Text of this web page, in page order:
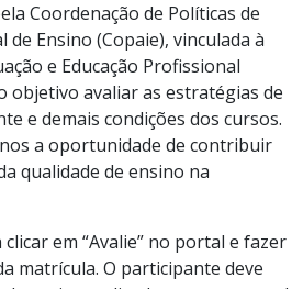
Coordenação de Políticas de
Ensino (Copaie), vinculada à
e Educação Profissional
objetivo avaliar as estratégias de
e demais condições dos cursos.
a oportunidade de contribuir
qualidade de ensino na
em “Avalie” no portal e fazer
matrícula. O participante deve